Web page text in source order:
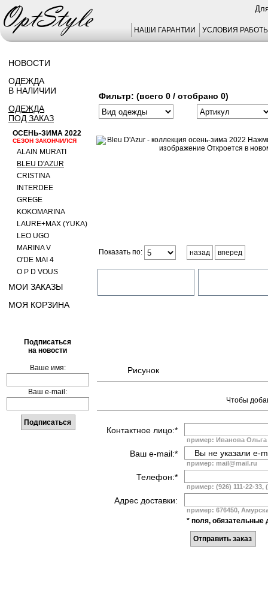
НАШИ ГАРАНТИИ УСЛОВИЯ
НОВОСТИ
ОДЕЖДА
В НАЛИЧИИ
ОДЕЖДА
ПОД ЗАКАЗ
ОСЕНЬ-ЗИМА 2022
СЕЗОН ЗАКОНЧИЛСЯ
ALAIN MURATI
BLEU D'AZUR
CRISTINA
INTERDEE
GREGE
KOKOMARINA
LAURE+MAX (YUKA)
LEO UGO
MARINA V
O'DE MAI 4
O P D VOUS
МОИ ЗАКАЗЫ
МОЯ КОРЗИНА
Подписаться
на новости
Ваше имя:
Ваш e-mail:
Фильтр: (всего 0 / отобрано 0)
Показать по: назад вперед
Рисунок
Чтобы
Контактное лицо:*
пример: Иванова Ольга
Ваш e-mail:*
пример: mail@mail.ru
Телефон:*
пример: (926) 111-22-33,
Адрес доставки:
пример: 676450,
* поля, обязательные